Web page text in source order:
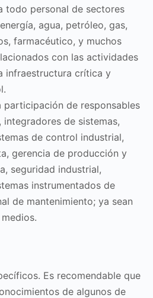
todo personal de sectores
agua, petróleo, gas,
farmacéutico, y muchos
con las actividades
infraestructura crítica y
participación de responsables
integradores de sistemas,
de control industrial,
gerencia de producción y
seguridad industrial,
instrumentados de
de mantenimiento; ya sean
Es recomendable que
de algunos de